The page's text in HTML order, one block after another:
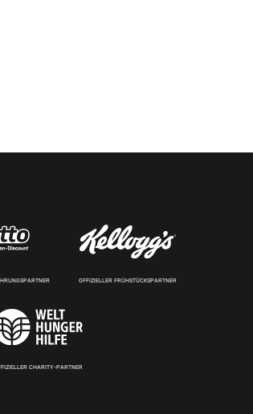
OFFIZIELLER FRÜHSTÜCKSPARTNER
CHARITY-PARTNER